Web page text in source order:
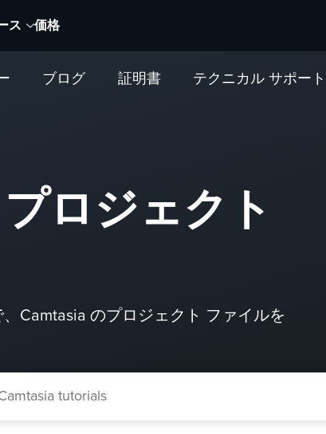
ス 価格
ブログ 証明書 テクニカル サポート
ロジェクト
Camtasia のプロジェクト ファイルを